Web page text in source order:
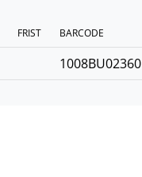
FRIST BARCODE
1008BU02360